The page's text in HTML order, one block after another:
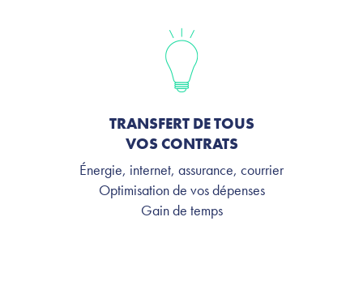
TRANSFERT DE TOUS
VOS CONTRATS
Énergie, internet, assurance, courrier
Optimisation de vos dépenses
Gain de temps